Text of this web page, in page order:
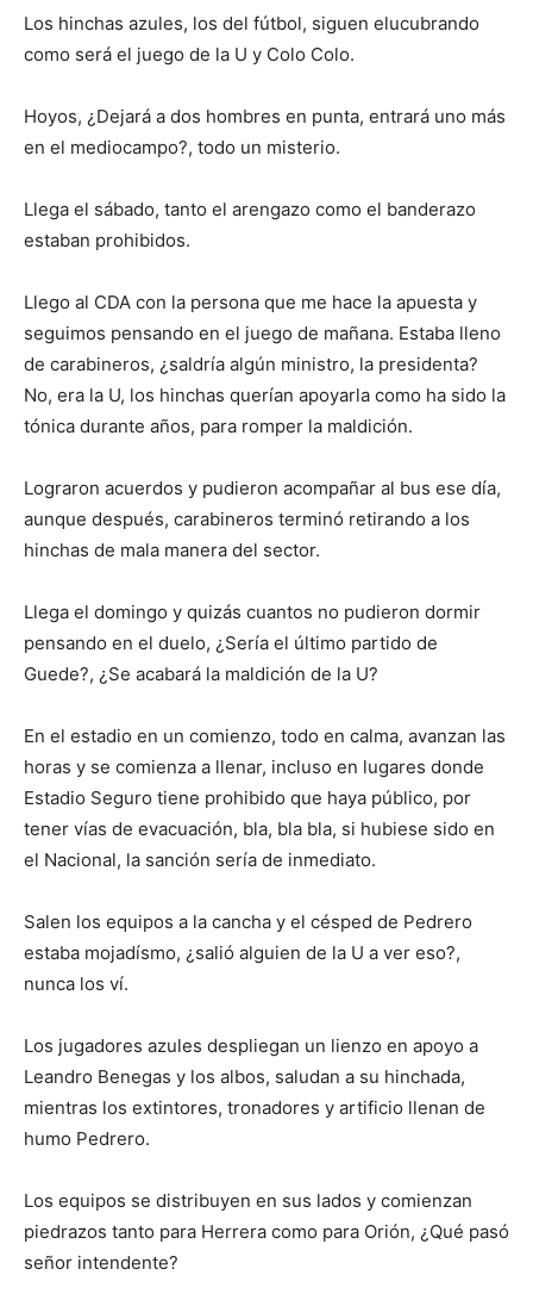
Los hinchas azules, los del fútbol, siguen elucubrando
como será el juego de la U y Colo Colo.
Hoyos, ¿Dejará a dos hombres en punta, entrará uno más
en el mediocampo?, todo un misterio.
Llega el sábado, tanto el arengazo como el banderazo
estaban prohibidos.
Llego al CDA con la persona que me hace la apuesta y
seguimos pensando en el juego de mañana. Estaba lleno
de carabineros, ¿saldría algún ministro, la presidenta?
No, era la U, los hinchas querían apoyarla como ha sido la
tónica durante años, para romper la maldición.
Lograron acuerdos y pudieron acompañar al bus ese día,
aunque después, carabineros terminó retirando a los
hinchas de mala manera del sector.
Llega el domingo y quizás cuantos no pudieron dormir
pensando en el duelo, ¿Sería el último partido de
Guede?, ¿Se acabará la maldición de la U?
En el estadio en un comienzo, todo en calma, avanzan las
horas y se comienza a llenar, incluso en lugares donde
Estadio Seguro tiene prohibido que haya público, por
tener vías de evacuación, bla, bla bla, si hubiese sido en
el Nacional, la sanción sería de inmediato.
Salen los equipos a la cancha y el césped de Pedrero
estaba mojadísmo, ¿salió alguien de la U a ver eso?,
nunca los ví.
Los jugadores azules despliegan un lienzo en apoyo a
Leandro Benegas y los albos, saludan a su hinchada,
mientras los extintores, tronadores y artificio llenan de
humo Pedrero.
Los equipos se distribuyen en sus lados y comienzan
piedrazos tanto para Herrera como para Orión, ¿Qué pasó
señor intendente?